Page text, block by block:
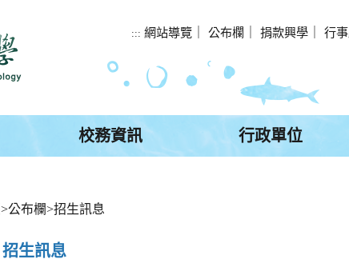
::: 網站導覽 公布欄 捐款興學 行
校務資訊 行政單位
>公布欄>招生訊息
招生訊息